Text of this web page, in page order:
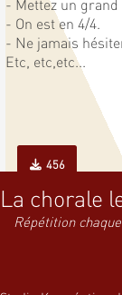
- Mettez un
- On est en 4/4.
- Ne jamais
Etc, etc,etc...
456
La chorale
Répétition